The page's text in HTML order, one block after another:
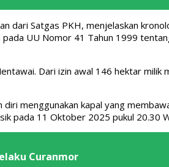
dari Satgas PKH, menjelaskan
UU Nomor 41 Tahun 1999
Dari izin awal 146 hektar
menggunakan kapal yang
pada 11 Oktober 2025 pukul 20.30
Curanmor